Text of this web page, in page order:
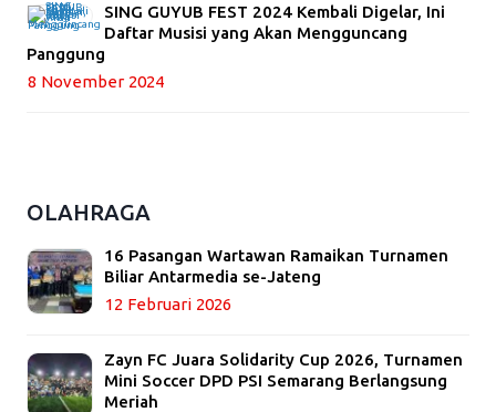
SING GUYUB FEST 2024 Kembali Digelar, Ini
Daftar Musisi yang Akan Mengguncang
Panggung
8 November 2024
OLAHRAGA
16 Pasangan Wartawan Ramaikan Turnamen
Biliar Antarmedia se-Jateng
12 Februari 2026
Zayn FC Juara Solidarity Cup 2026, Turnamen
Mini Soccer DPD PSI Semarang Berlangsung
Meriah